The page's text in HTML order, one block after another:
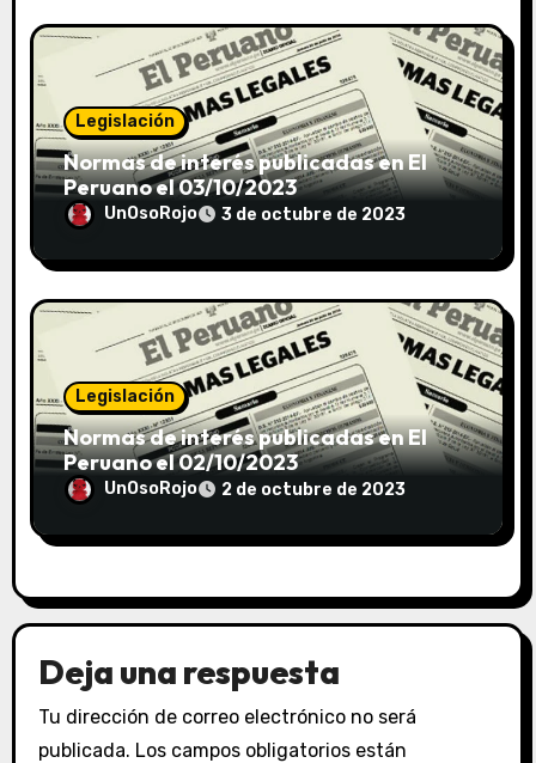
Legislación
Normas de interés publicadas en El
Peruano el 03/10/2023
UnOsoRojo 3 de octubre de 2023
Legislación
Normas de interés publicadas en El
Peruano el 02/10/2023
UnOsoRojo 2 de octubre de 2023
Deja una respuesta
Tu dirección de correo electrónico no será
publicada. Los campos obligatorios están